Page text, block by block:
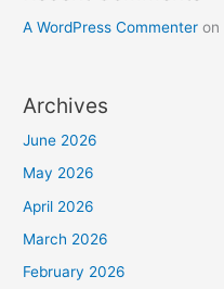
A WordPress Commenter on
Archives
June 2026
May 2026
April 2026
March 2026
February 2026